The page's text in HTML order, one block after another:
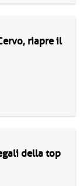
riapre il
della top